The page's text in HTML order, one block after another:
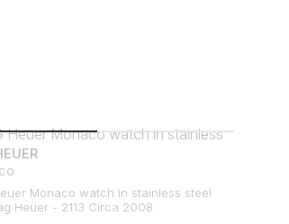
Monaco watch in stainless steel
Heuer - 2113 Circa 2008